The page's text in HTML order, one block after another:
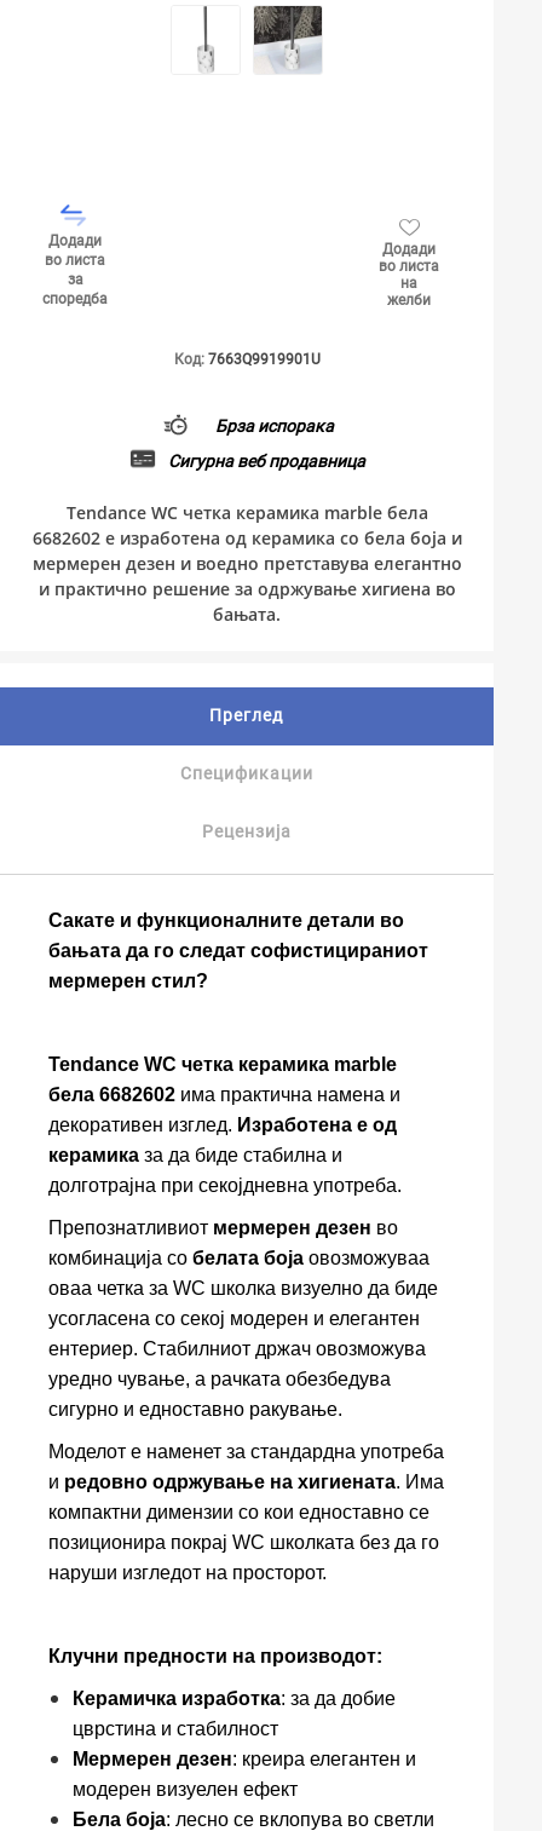
Додади
во листа
за
споредба
Додади
во листа
на
желби
Код: 7663Q9919901U
Брза испорака
Сигурна веб продавница
Tendance WC четка керамика marble бела
6682602 е изработена од керамика со бела боја и
мермерен дезен и воедно претставува елегантно
и практично решение за одржување хигиена во
бањата.
Преглед
Спецификации
Рецензија
Сакате и функционалните детали во
бањата да го следат софистицираниот
мермерен стил?
Tendance WC четка керамика marble
бела 6682602 има практична намена и
декоративен изглед. Изработена е од
керамика за да биде стабилна и
долготрајна при секојдневна употреба.
Препознатливиот мермерен дезен во
комбинација со белата боја овозможуваа
оваа четка за WC школка визуелно да биде
усогласена со секој модерен и елегантен
ентериер. Стабилниот држач овозможува
уредно чување, а рачката обезбедува
сигурно и едноставно ракување.
Моделот е наменет за стандардна употреба
и редовно одржување на хигиената. Има
компактни димензии со кои едноставно се
позиционира покрај WC школката без да го
наруши изгледот на просторот.
Клучни предности на производот:
Керамичка изработка: за да добие
цврстина и стабилност
Мермерен дезен: креира елегантен и
модерен визуелен ефект
Бела боја: лесно се вклопува во светли